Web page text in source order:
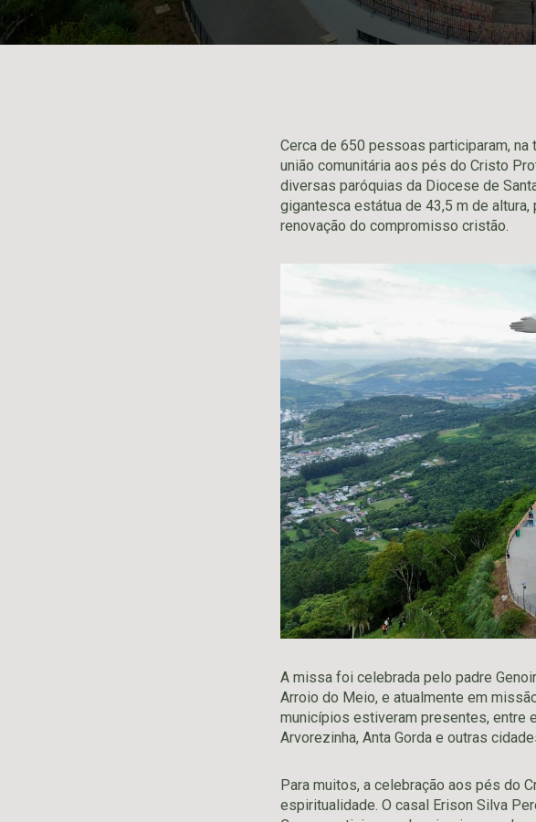
Cerca de 650 pessoas participaram,
união comunitária aos pés do Cristo
diversas paróquias da Diocese de
gigantesca estátua de 43,5 m de
renovação do compromisso cristão.
A missa foi celebrada pelo padre
Arroio do Meio, e atualmente em
municípios estiveram presentes, entre
Arvorezinha, Anta Gorda e outras
Para muitos, a celebração aos pés do
espiritualidade. O casal Erison Silva